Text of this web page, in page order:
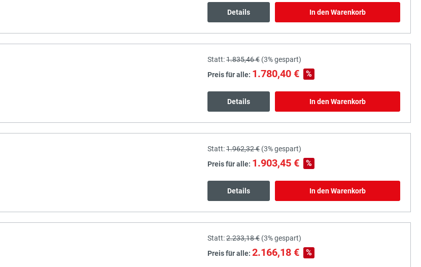
Details In den Warenkorb
Statt:1.835,46 € (3%gespart)
Preis für alle: 1.780,40 € %
Details In den Warenkorb
Statt:1.962,32 € (3%gespart)
Preis für alle: 1.903,45 € %
Details In den Warenkorb
Statt:2.233,18 € (3%gespart)
Preis für alle: 2.166,18 € %